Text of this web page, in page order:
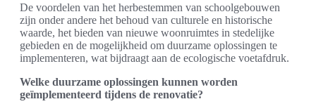
De voordelen van het herbestemmen van schoolgebouwen
zijn onder andere het behoud van culturele en historische
waarde, het bieden van nieuwe woonruimtes in stedelijke
gebieden en de mogelijkheid om duurzame oplossingen te
implementeren, wat bijdraagt aan de ecologische voetafdruk.
Welke duurzame oplossingen kunnen worden
geïmplementeerd tijdens de renovatie?